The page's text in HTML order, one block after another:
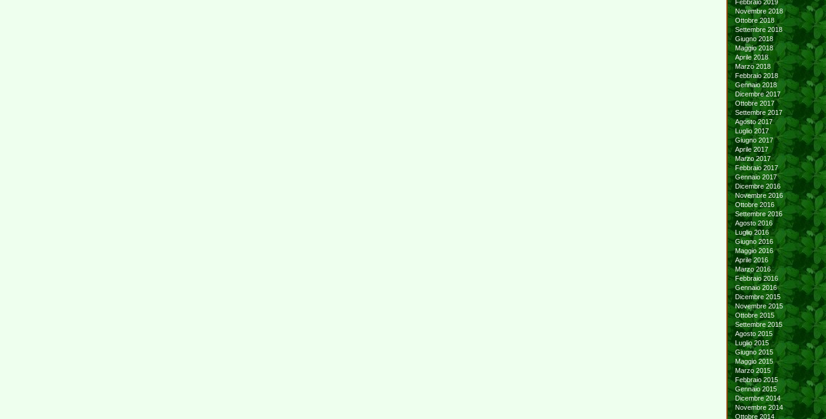
Febbraio 2019
Novembre 2018
Ottobre 2018
Settembre 2018
Giugno 2018
Maggio 2018
Aprile 2018
Marzo 2018
Febbraio 2018
Gennaio 2018
Dicembre 2017
Ottobre 2017
Settembre 2017
Agosto 2017
Luglio 2017
Giugno 2017
Aprile 2017
Marzo 2017
Febbraio 2017
Gennaio 2017
Dicembre 2016
Novembre 2016
Ottobre 2016
Settembre 2016
Agosto 2016
Luglio 2016
Giugno 2016
Maggio 2016
Aprile 2016
Marzo 2016
Febbraio 2016
Gennaio 2016
Dicembre 2015
Novembre 2015
Ottobre 2015
Settembre 2015
Agosto 2015
Luglio 2015
Giugno 2015
Maggio 2015
Marzo 2015
Febbraio 2015
Gennaio 2015
Dicembre 2014
Novembre 2014
Ottobre 2014